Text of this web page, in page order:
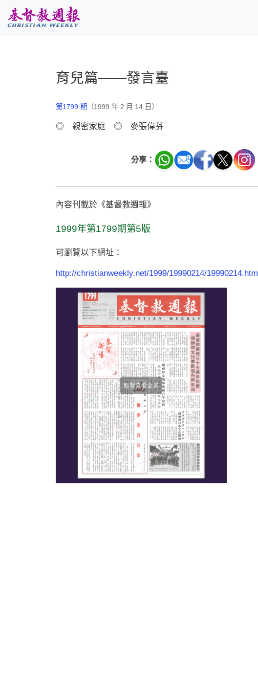
育兒篇——發言臺
第1799 期 （1999 年 2 月 14 日）
◎ 親密家庭 ◎ 麥張偉芬
分享：
內容刊載於《基督教週報》
1999年第1799期第5版
可瀏覽以下網址：
http://christianweekly.net/1999/19990214/19990214.html